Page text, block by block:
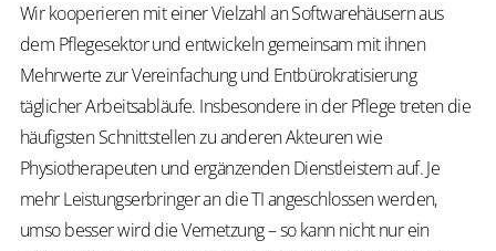
Wir kooperieren mit einer Vielzahl an Softwarehäusern aus
dem Pflegesektor und entwickeln gemeinsam mit ihnen
Mehrwerte zur Vereinfachung und Entbürokratisierung
täglicher Arbeitsabläufe. Insbesondere in der Pflege treten die
häufigsten Schnittstellen zu anderen Akteuren wie
Physiotherapeuten und ergänzenden Dienstleistern auf. Je
mehr Leistungserbringer an die TI angeschlossen werden,
umso besser wird die Vernetzung – so kann nicht nur ein